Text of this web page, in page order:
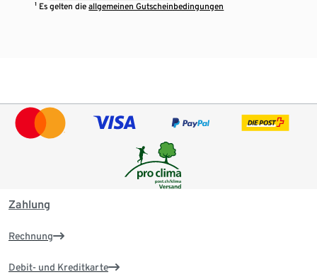
¹ Es gelten dieallgemeinen Gutscheinbedingungen
Zahlung
Rechnung
Debit- und Kreditkarte